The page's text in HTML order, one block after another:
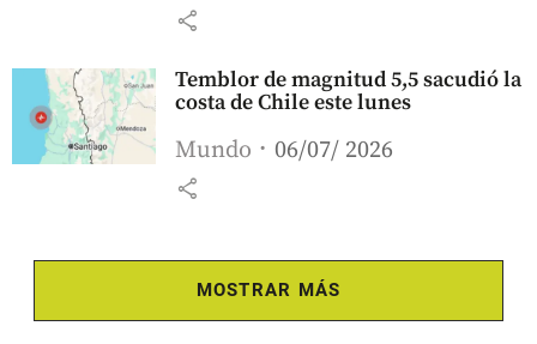
share
Temblor de magnitud 5,5 sacudió la
costa de Chile este lunes
Mundo 06/07/ 2026
share
MOSTRAR MÁS